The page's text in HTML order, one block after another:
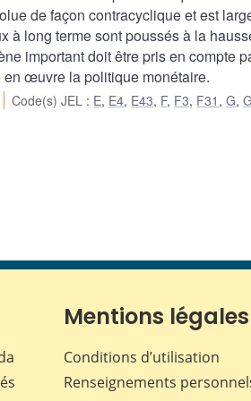
de façon contracyclique et est
à long terme sont poussés à la
important doit être pris en compte
en œuvre la politique monétaire.
Code(s) JEL : E, E4, E43, F, F3, F31 ,G,
Mentions légales
Conditions d’utilisation
Renseignements